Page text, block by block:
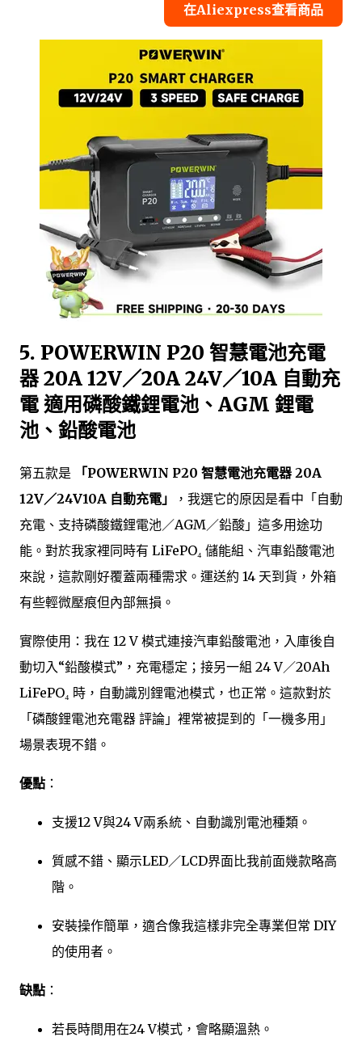
在Aliexpress查看商品
5. POWERWIN P20 智慧電池充電
器 20A 12V／20A 24V／10A 自動充
電 適用磷酸鐵鋰電池、AGM 鋰電
池、鉛酸電池
第五款是
「POWERWIN P20 智慧電池充電器 20A
12V／24V10A 自動充電」
，我選它的原因是看中「自動
充電、支持磷酸鐵鋰電池／AGM／鉛酸」這多用途功
能。對於我家裡同時有 LiFePO₄ 儲能組、汽車鉛酸電池
來說，這款剛好覆蓋兩種需求。運送約 14 天到貨，外箱
有些輕微壓痕但內部無損。
實際使用：我在 12 V 模式連接汽車鉛酸電池，入庫後自
動切入“鉛酸模式”，充電穩定；接另一組 24 V／20Ah
LiFePO₄ 時，自動識別鋰電池模式，也正常。這款對於
「磷酸鋰電池充電器 評論」裡常被提到的「一機多用」
場景表現不錯。
優點 ：
支援12 V與24 V兩系統、自動識別電池種類。
質感不錯、顯示LED／LCD界面比我前面幾款略高
階。
安裝操作簡單，適合像我這樣非完全專業但常 DIY
的使用者。
缺點 ：
若長時間用在24 V模式，會略顯溫熱。